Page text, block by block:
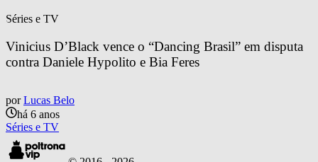
Séries e TV
Vinicius D’Black vence o “Dancing Brasil” em disputa
contra Daniele Hypolito e Bia Feres
por Lucas Belo
há 6 anos
Séries e TV